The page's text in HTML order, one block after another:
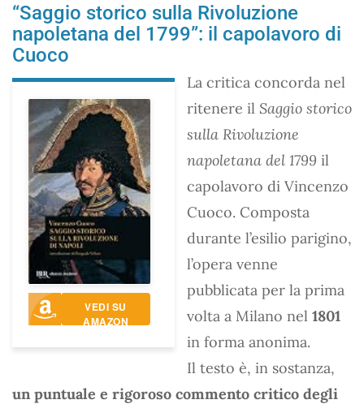
“Saggio storico sulla Rivoluzione
napoletana del 1799”: il capolavoro di
Cuoco
VEDI SU
AMAZON
La critica concorda nel
ritenere il Saggio storico
sulla Rivoluzione
napoletana del 1799 il
capolavoro di Vincenzo
Cuoco. Composta
durante l’esilio parigino,
l’opera venne
pubblicata per la prima
volta a Milano nel 1801
in forma anonima.
Il testo è, in sostanza,
un puntuale e rigoroso commento critico degli